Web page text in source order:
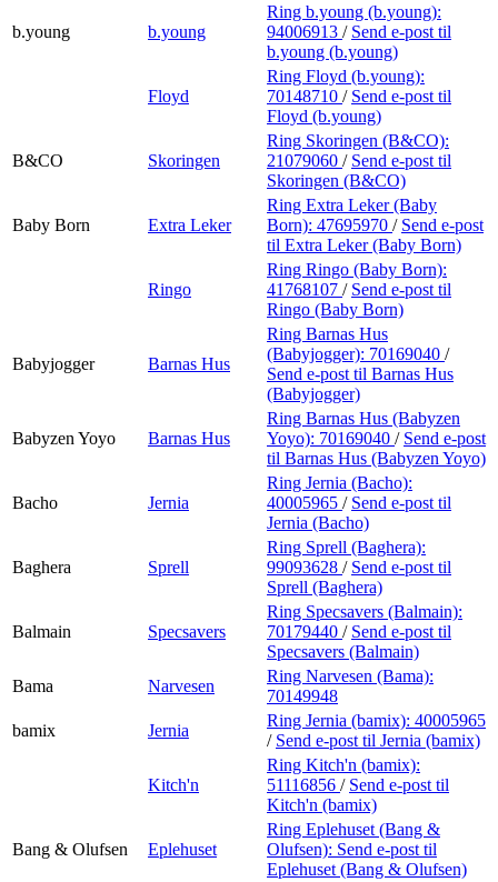
b.young b.young
Ring b.young (b.young):
94006913 / Send e-post til
b.young (b.young)
Floyd
Ring Floyd (b.young):
70148710 / Send e-post til
Floyd (b.young)
B&CO Skoringen
Ring Skoringen (B&CO):
21079060 / Send e-post til
Skoringen (B&CO)
Baby Born Extra Leker
Ring Extra Leker (Baby
Born): 47695970 / Send e-post
til Extra Leker (Baby Born)
Ringo
Ring Ringo (Baby Born):
41768107 / Send e-post til
Ringo (Baby Born)
Babyjogger Barnas Hus
Ring Barnas Hus
(Babyjogger): 70169040 /
Send e-post til Barnas Hus
(Babyjogger)
Babyzen Yoyo Barnas Hus
Ring Barnas Hus (Babyzen
Yoyo): 70169040 / Send e-post
til Barnas Hus (Babyzen Yoyo)
Bacho Jernia
Ring Jernia (Bacho):
40005965 / Send e-post til
Jernia (Bacho)
Baghera Sprell
Ring Sprell (Baghera):
99093628 / Send e-post til
Sprell (Baghera)
Balmain Specsavers
Ring Specsavers (Balmain):
70179440 / Send e-post til
Specsavers (Balmain)
Bama
Narvesen
Ring Narvesen (Bama):
70149948
bamix
Jernia
Ring Jernia (bamix): 40005965
/ Send e-post til Jernia (bamix)
Kitch'n
Ring Kitch'n (bamix):
51116856 / Send e-post til
Kitch'n (bamix)
Bang & Olufsen Eplehuset
Ring Eplehuset (Bang &
Olufsen): Send e-post til
Eplehuset (Bang & Olufsen)